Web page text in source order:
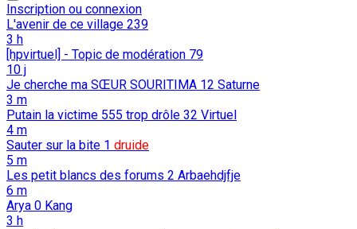
Inscription ou connexion
L'avenir de ce village 239
3 h
[hpvirtuel] - Topic de modération 79
10 j
Je cherche ma SŒUR SOURITIMA 12 Saturne
3 m
Putain la victime 555 trop drôle 32 Virtuel
4 m
Sauter sur la bite 1 druide
5 m
Les petit blancs des forums 2 Arbaehdjfje
6 m
Arya 0 Kang
3 h